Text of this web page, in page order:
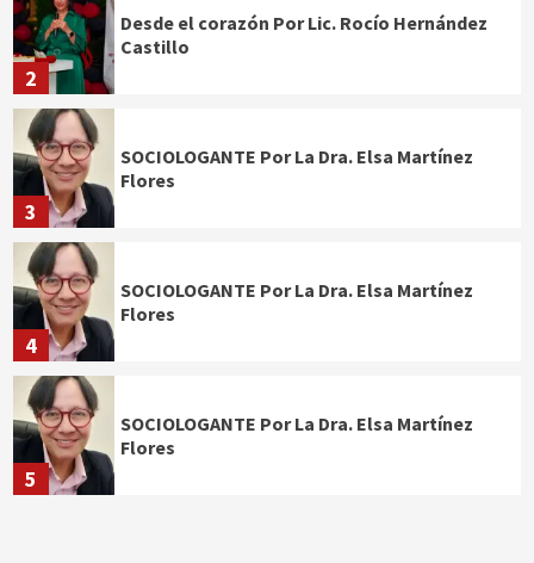
2
Desde el corazón Por Lic. Rocío Hernández
Castillo
3
SOCIOLOGANTE Por La Dra. Elsa Martínez
Flores
4
SOCIOLOGANTE Por La Dra. Elsa Martínez
Flores
5
SOCIOLOGANTE Por La Dra. Elsa Martínez
Flores